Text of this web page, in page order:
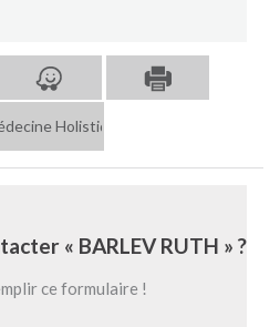
Holistique
« BARLEV RUTH » ?
ce formulaire !